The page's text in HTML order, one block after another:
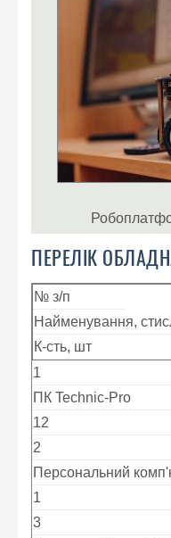
ПЕРЕЛІК
№ з/п
Найменування,
К-сть, шт
1
ПК Technic-Pro
12
2
Персональний
1
3